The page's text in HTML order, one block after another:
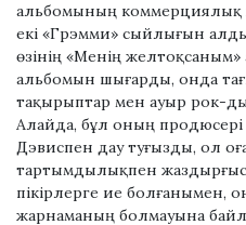
альбомының коммерциялық
екі «Грэмми» сыйлығын
өзінің «Менің
альбомын шығарды, онда
тақырыптар мен ауыр рок-
Алайда, бұл оның
Дэвиспен дау туғызды, ол
тартымдылықпен
пікірлерге ие болғанымен,
жарнаманың болмауына